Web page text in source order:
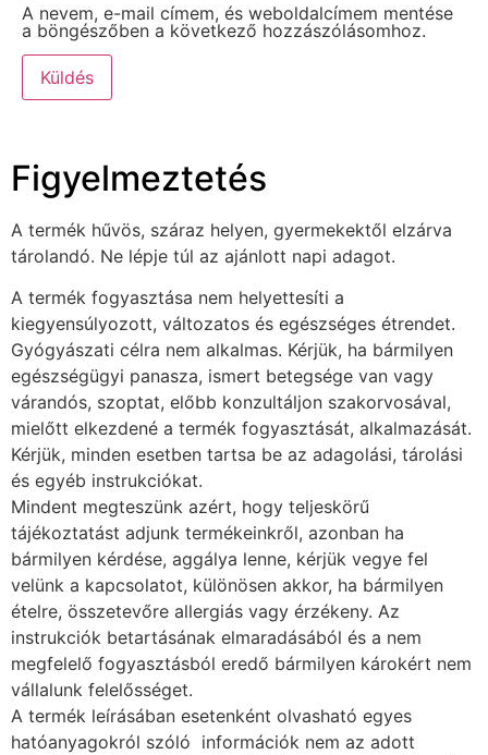
A nevem, e-mail címem, és weboldalcímem mentése
a böngészőben a következő hozzászólásomhoz.
Figyelmeztetés
A termék hűvös, száraz helyen, gyermekektől elzárva
tárolandó. Ne lépje túl az ajánlott napi adagot.
A termék fogyasztása nem helyettesíti a
kiegyensúlyozott, változatos és egészséges étrendet.
Gyógyászati célra nem alkalmas. Kérjük, ha bármilyen
egészségügyi panasza, ismert betegsége van vagy
várandós, szoptat, előbb konzultáljon szakorvosával,
mielőtt elkezdené a termék fogyasztását, alkalmazását.
Kérjük, minden esetben tartsa be az adagolási, tárolási
és egyéb instrukciókat.
Mindent megteszünk azért, hogy teljeskörű
tájékoztatást adjunk termékeinkről, azonban ha
bármilyen kérdése, aggálya lenne, kérjük vegye fel
velünk a kapcsolatot, különösen akkor, ha bármilyen
ételre, összetevőre allergiás vagy érzékeny. Az
instrukciók betartásának elmaradásából és a nem
megfelelő fogyasztásból eredő bármilyen károkért nem
vállalunk felelősséget.
A termék leírásában esetenként olvasható egyes
hatóanyagokról szóló információk nem az adott